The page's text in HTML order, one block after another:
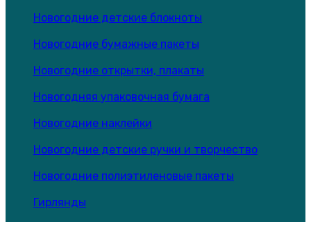
Новогодние детские блокноты
Новогодние бумажные пакеты
Новогодние открытки, плакаты
Новогодняя упаковочная бумага
Новогодние наклейки
Новогодние детские ручки и творчество
Новогодние полиэтиленовые пакеты
Гирлянды